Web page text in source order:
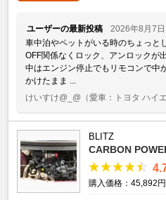
ユーザーの最新投稿
2026年8月7日
車中泊やペットがいる時のちょっと
OFF関係なくロック、アンロックが
中はエンジン停止でもリモコンで中
かけたまま ...
けいすけ@_@ （愛車：トヨタ ハイ
BLITZ
CARBON
購入価格：45,892円